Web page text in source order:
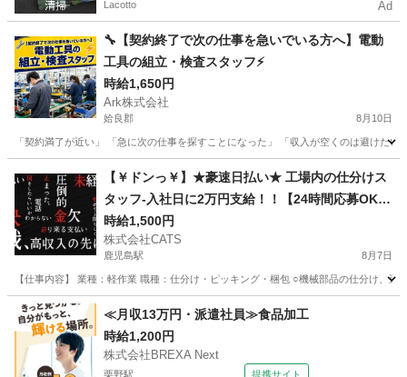
Lacotto Ad
🔧【契約終了で次の仕事を急いでいる方へ】電動
工具の組立・検査スタッフ⚡
時給1,650円
Ark株式会社
姶良郡 8月10日
「契約満了が近い」 「急に次の仕事を探すことになった」 「収入が空くのは避けた
工場 スタッフ
【￥ドンっ￥】★豪速日払い★ 工場内の仕分けス
タッフ-入社日に2万円支給！！【24時間応募OK】
-鹿児島
時給1,500円
株式会社CATS
鹿児島駅 8月7日
【仕事内容】 業種：軽作業 職種：仕分け・ピッキング・梱包 ○機械部品の仕分け、
鹿児島 鹿児島市 鹿児島駅 仕分け スタッフ
≪月収13万円・派遣社員≫食品加工
時給1,200円
株式会社BREXA Next
栗野駅 提携サイト